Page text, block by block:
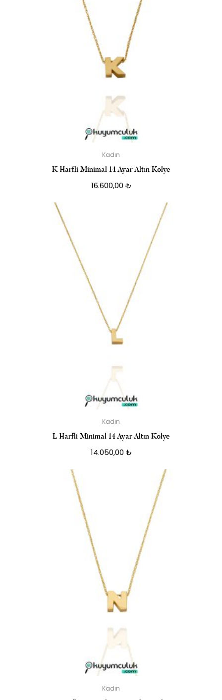
Kadın
K Harfli Minimal 14 Ayar Altın Kolye
16.600,00 ₺
Kadın
L Harfli Minimal 14 Ayar Altın Kolye
14.050,00 ₺
Kadın